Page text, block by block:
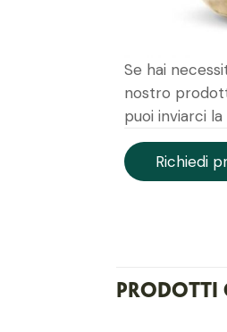
Se hai
nostro
puoi inviarci
Richiedi
Prodotti